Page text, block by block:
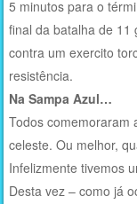
5 minutos para o
final da batalha de 11
contra um exercito
resistência.
Na Sampa Azul…
Todos comemoraram
celeste. Ou melhor,
Infelizmente tivemos
Desta vez – como já